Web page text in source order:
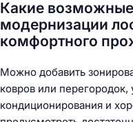
Какие
модернизации
комфортного
Можно добавить
ковров или перегородок,
кондиционирования и